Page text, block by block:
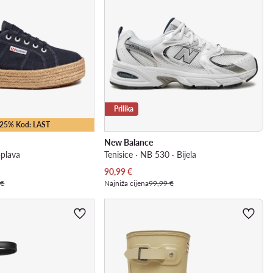
Kod: LAST
Prilika
New Balance
Tenisice · NB 530 · Bijela
Trenutna cijena
90,99€
Najniža cijena99,99 €